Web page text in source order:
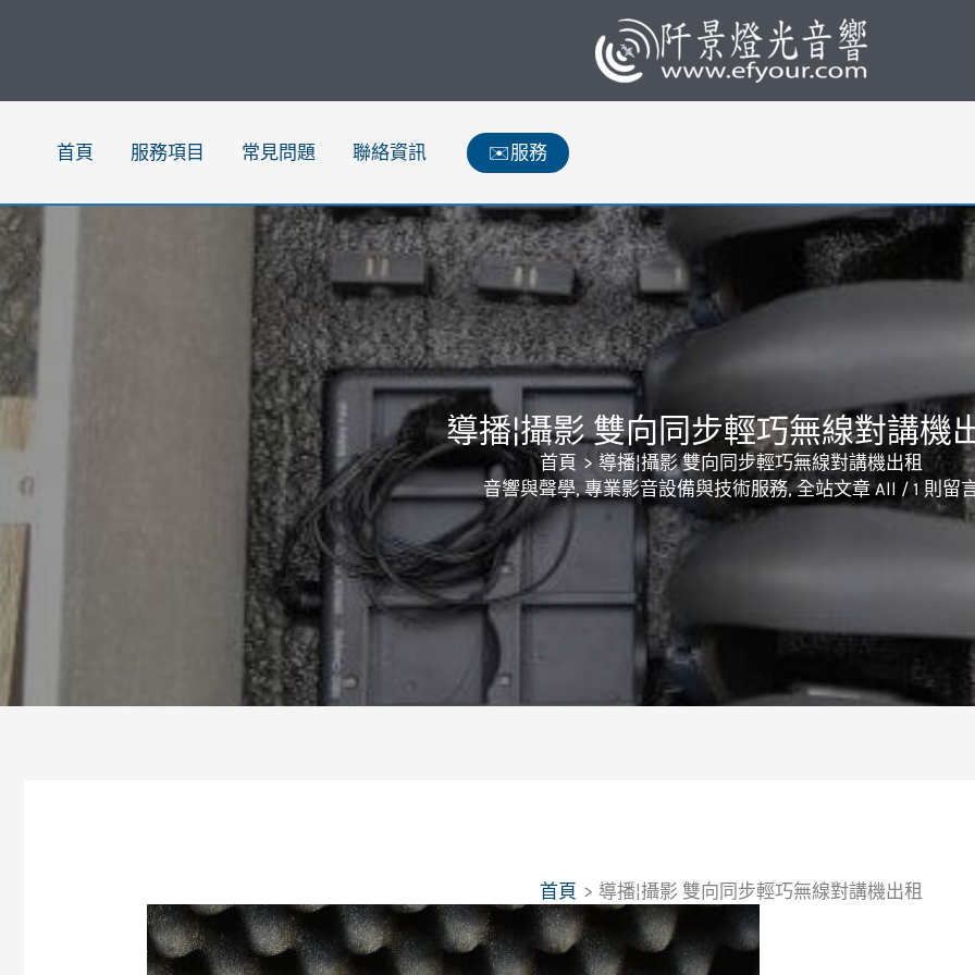
首頁 服務項目 常見問題 聯絡資訊 ✉️服務
導播¦攝影 雙向同步輕巧無線對講機
首頁
導播¦攝影 雙向同步輕巧無線對講機出租
音響與聲學,專業影音設備與技術服務,全站文章 All / 1 則留
首頁 導播¦攝影 雙向同步輕巧無線對講機出租